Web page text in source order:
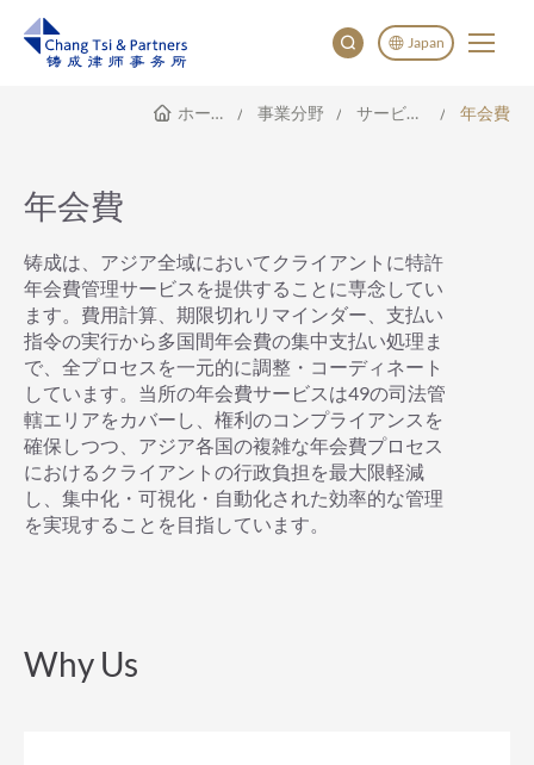
Japan
English
Deutsch
ホームページ 事業分野 サービス範囲 年会費
年会費
铸成は、アジア全域においてクライアントに特許
年会費管理サービスを提供することに専念してい
ます。費用計算、期限切れリマインダー、支払い
指令の実行から多国間年会費の集中支払い処理ま
で、全プロセスを一元的に調整・コーディネート
しています。当所の年会費サービスは49の司法管
轄エリアをカバーし、権利のコンプライアンスを
確保しつつ、アジア各国の複雑な年会費プロセス
におけるクライアントの行政負担を最大限軽減
し、集中化・可視化・自動化された効率的な管理
を実現することを目指しています。
Why Us